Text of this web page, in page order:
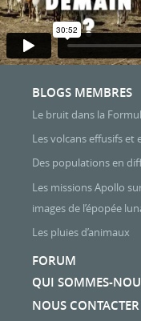
BLOGS MEMBRES
Le bruit dans la
Les volcans effusifs et
Des populations en
Les missions Apollo
images de l’épopée
Les pluies d’animaux
FORUM
QUI SOMMES-
NOUS CONTACTER